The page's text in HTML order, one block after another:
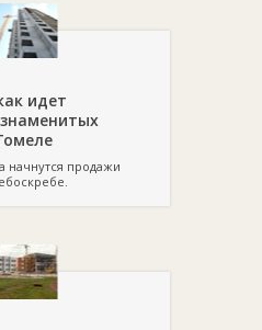
идет
начнутся продажи